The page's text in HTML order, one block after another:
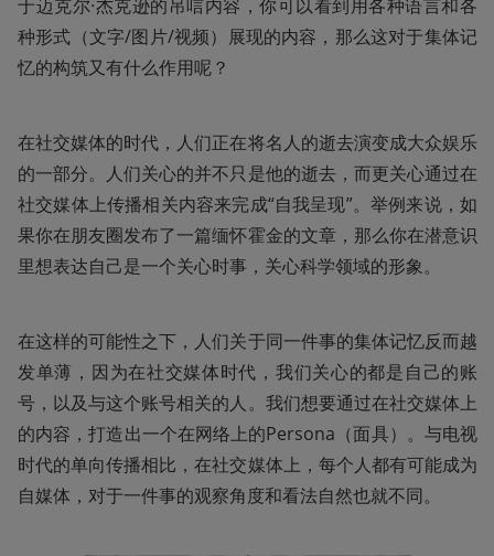
于迈克尔·杰克逊的吊唁内容，你可以看到用各种语言和各
种形式（文字/图片/视频）展现的内容，那么这对于集体记
忆的构筑又有什么作用呢？
在社交媒体的时代，人们正在将名人的逝去演变成大众娱乐
的一部分。人们关心的并不只是他的逝去，而更关心通过在
社交媒体上传播相关内容来完成“自我呈现”。举例来说，如
果你在朋友圈发布了一篇缅怀霍金的文章，那么你在潜意识
里想表达自己是一个关心时事，关心科学领域的形象。
在这样的可能性之下，人们关于同一件事的集体记忆反而越
发单薄，因为在社交媒体时代，我们关心的都是自己的账
号，以及与这个账号相关的人。我们想要通过在社交媒体上
的内容，打造出一个在网络上的Persona（面具）。与电视
时代的单向传播相比，在社交媒体上，每个人都有可能成为
自媒体，对于一件事的观察角度和看法自然也就不同。